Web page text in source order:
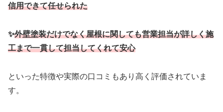
信用できて任せられた
✨外壁塗装だけでなく屋根に関しても営業担当が詳しく施
工まで一貫して担当してくれて安心
といった特徴や実際の口コミもあり高く評価されていま
す。